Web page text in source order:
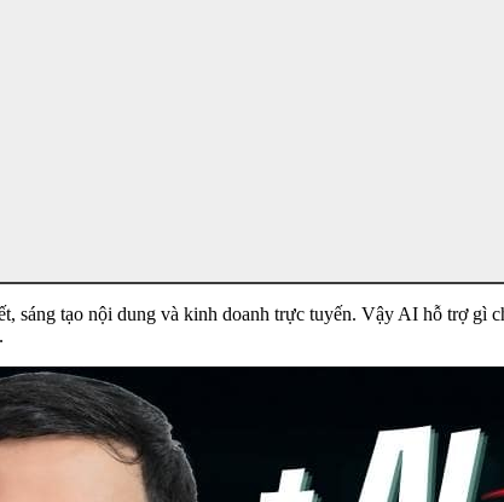
tạo nội dung và kinh doanh trực tuyến. Vậy AI hỗ trợ gì